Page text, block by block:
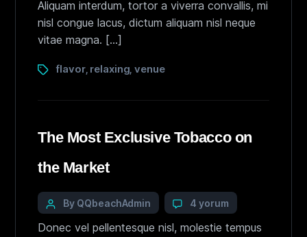
Aliquam interdum, tortor a viverra convallis, mi
nisl congue lacus, dictum aliquam nisl neque
vitae magna. […]
flavor, relaxing ,venue
The Most Exclusive Tobacco on
the Market
By QQbeachAdmin 4 yorum
Donec vel pellentesque nisl, molestie tempus